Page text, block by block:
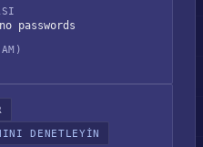
no passwords
DENETLEYIN